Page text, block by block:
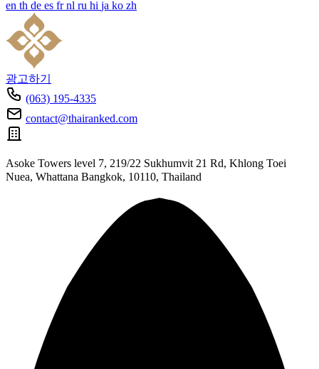
en th de es fr nl ru hi ja ko zh
광고하기
(063) 195-4335
contact@thairanked.com
Asoke Towers level 7, 219/22 Sukhumvit 21 Rd, Khlong Toei
Nuea, Whattana Bangkok, 10110, Thailand